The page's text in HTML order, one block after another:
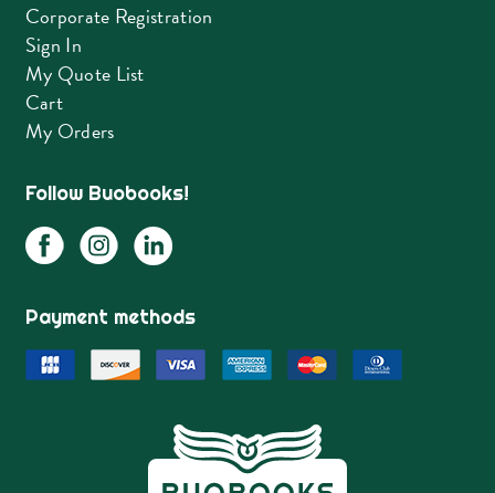
Corporate Registration
Sign In
My Quote List
Cart
My Orders
Follow Buobooks!
Payment methods